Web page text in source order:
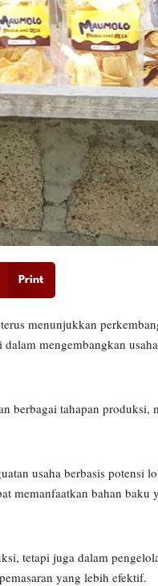
Print
menunjukkan
mengembangkan
berbagai tahapan produksi,
usaha berbasis potensi
memanfaatkan bahan baku
tetapi juga dalam
yang lebih efektif.